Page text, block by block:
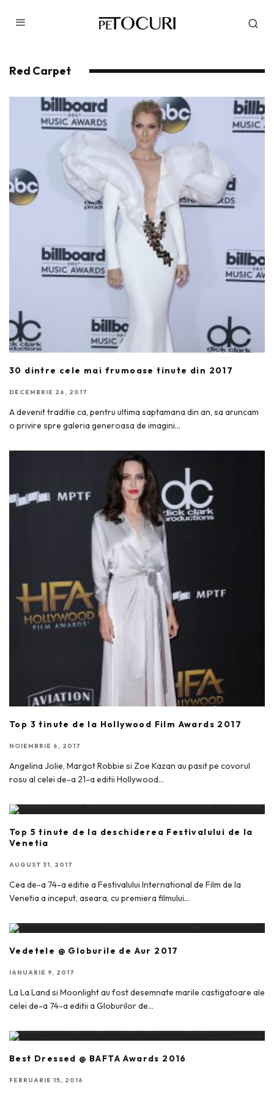
Red Carpet
30 dintre cele mai frumoase tinute din 2017
DECEMBRIE 26, 2017
A devenit traditie ca, pentru ultima saptamana din an, sa aruncam
o privire spre galeria generoasa de imagini...
Top 3 tinute de la Hollywood Film Awards 2017
NOIEMBRIE 6, 2017
Angelina Jolie, Margot Robbie si Zoe Kazan au pasit pe covorul
rosu al celei de-a 21-a editii Hollywood...
Top 5 tinute de la deschiderea Festivalului de la
Venetia
AUGUST 31, 2017
Cea de-a 74-a editie a Festivalului International de Film de la
Venetia a inceput, aseara, cu premiera filmului...
Vedetele @ Globurile de Aur 2017
IANUARIE 9, 2017
La La Land si Moonlight au fost desemnate marile castigatoare ale
celei de-a 74-a editii a Globurilor de...
Best Dressed @ BAFTA Awards 2016
FEBRUARIE 15, 2016